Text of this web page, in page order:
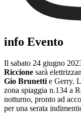
info Evento
Il sabato 24 giugno
Riccione sarà
Gio Brunetti e Gerry.
zona spiaggia n.134 a
notturno, pronto ad
per una serata